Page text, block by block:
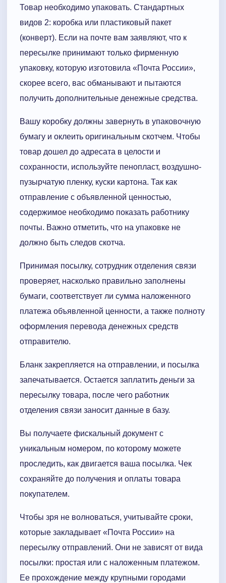
Товар необходимо упаковать. Стандартных
видов 2: коробка или пластиковый пакет
(конверт). Если на почте вам заявляют, что к
пересылке принимают только фирменную
упаковку, которую изготовила «Почта России»,
скорее всего, вас обманывают и пытаются
получить дополнительные денежные средства.
Вашу коробку должны завернуть в упаковочную
бумагу и оклеить оригинальным скотчем. Чтобы
товар дошел до адресата в целости и
сохранности, используйте пенопласт, воздушно-
пузырчатую пленку, куски картона. Так как
отправление с объявленной ценностью,
содержимое необходимо показать работнику
почты. Важно отметить, что на упаковке не
должно быть следов скотча.
Принимая посылку, сотрудник отделения связи
проверяет, насколько правильно заполнены
бумаги, соответствует ли сумма наложенного
платежа объявленной ценности, а также полноту
оформления перевода денежных средств
отправителю.
Бланк закрепляется на отправлении, и посылка
запечатывается. Остается заплатить деньги за
пересылку товара, после чего работник
отделения связи заносит данные в базу.
Вы получаете фискальный документ с
уникальным номером, по которому можете
проследить, как двигается ваша посылка. Чек
сохраняйте до получения и оплаты товара
покупателем.
Чтобы зря не волноваться, учитывайте сроки,
которые закладывает «Почта России» на
пересылку отправлений. Они не зависят от вида
посылки: простая или с наложенным платежом.
Ее прохождение между крупными городами